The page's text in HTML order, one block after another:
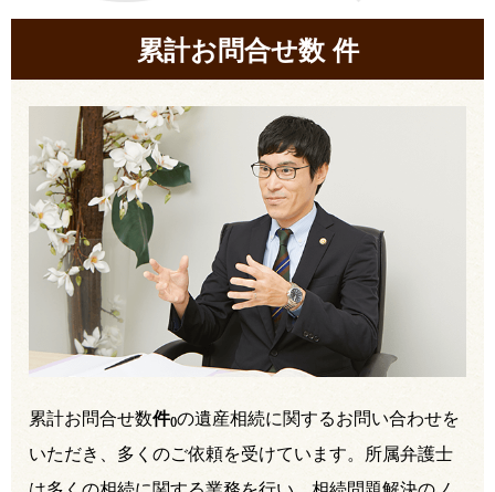
累計お問合せ数件
累計お問合せ数件()の遺産相続に関するお問い合わせを
いただき、多くのご依頼を受けています。所属弁護士